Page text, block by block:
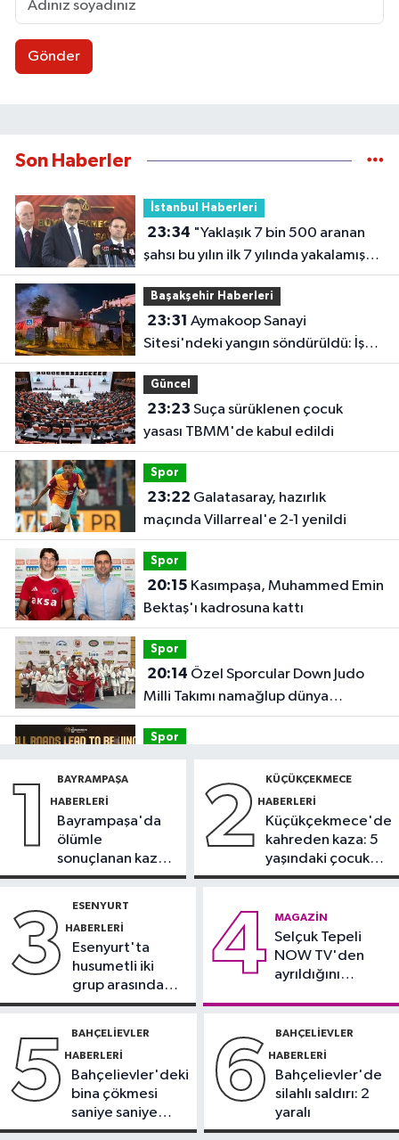
Gönder
Son Haberler
İstanbul Haberleri
23:34
şahsı bu yılın ilk 7 yılında yakalamış
durumdayız"
Başakşehir Haberleri
23:31
Sitesi'ndeki yangın söndürüldü: İş
yeri kullanılamaz hale geldi
Güncel
23:23
yasası TBMM'de kabul edildi
Spor
23:22
maçında Villarreal'e 2-1 yenildi
Spor
20:15
Bektaş'ı kadrosuna kattı
Spor
20:14
Milli Takımı namağlup dünya
şampiyonu
Spor
2026’da yer alacak takımlar belli
Fatih Haberleri
çeşmeleri birer birer ayağa
Avrupa Şampiyonası'na Riva'da
hazırlanıyor
sırasında 2 bina tahliye edildi
1 BAYRAMPAŞA
HABERLERI
Bayrampaşa'da
ölümle
sonuçlanan kaza:
Sürücü
2 KÜÇÜKÇEKMECE
HABERLERI
Küçükçekmece'de
kahreden kaza: 5
yaşındaki çocuk
yoğun bakımda
3 ESENYURT
HABERLERI
Esenyurt'ta
husumetli iki
grup arasında
silahlı kavga
4 MAGAZIN
Selçuk Tepeli
NOW TV'den
ayrıldığını
5 BAHÇELIEVLER
HABERLERI
Bahçelievler'deki
bina çökmesi
saniye saniye
görüntülendi
6 BAHÇELIEVLER
HABERLERI
Bahçelievler'de
silahlı saldırı: 2
yaralı